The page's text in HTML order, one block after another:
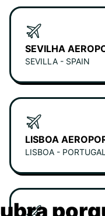
SEVILHA
SEVILLA - SPAIN
LISBOA
LISBOA - PORTUGAL